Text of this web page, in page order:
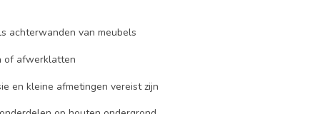
achterwanden van meubels
of afwerklatten
en kleine afmetingen vereist zijn